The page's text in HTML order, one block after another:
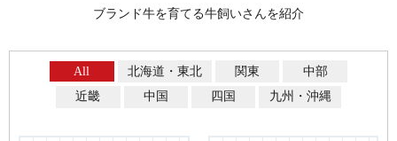
ブランド牛を育てる牛飼いさんを紹介